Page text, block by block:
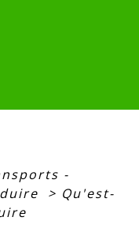
-
> Qu'est-